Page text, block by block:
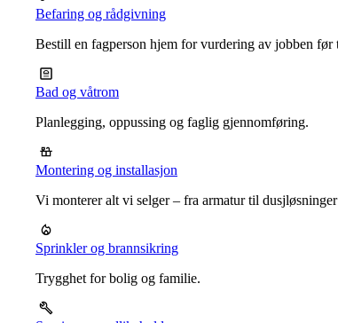
Befaring og rådgivning
Bestill en fagperson hjem for vurdering av jobben før
Bad og våtrom
Planlegging, oppussing og faglig gjennomføring.
Montering og installasjon
Vi monterer alt vi selger – fra armatur til
Sprinkler og brannsikring
Trygghet for bolig og familie.